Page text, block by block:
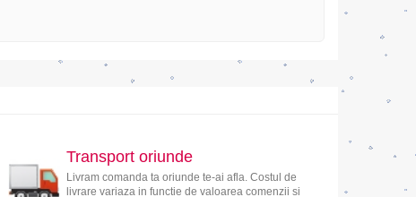
Transport oriunde
Livram comanda ta oriunde te-ai afla. Costul de
livrare variaza in functie de valoarea comenzii si